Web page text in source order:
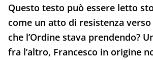
Questo testo può essere letto
come un atto di resistenza
che l’Ordine stava prendendo?
fra l’altro, Francesco in origine